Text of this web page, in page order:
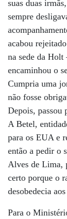
suas duas
sempre
acabou
na sede da Holt
encaminhou o
Cumpria uma
não fosse
Depois, passou
A Betel,
para os EUA e
então a pedir o
Alves de Lima,
certo porque o
desobedecia
Para o